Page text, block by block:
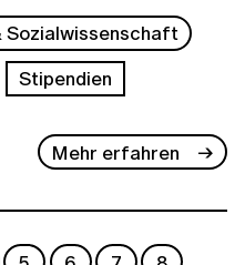
Sozialwissenschaft
Stipendien
Mehr erfahren